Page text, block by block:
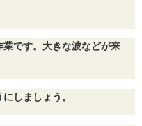
です。大きな波などが来
しましょう。